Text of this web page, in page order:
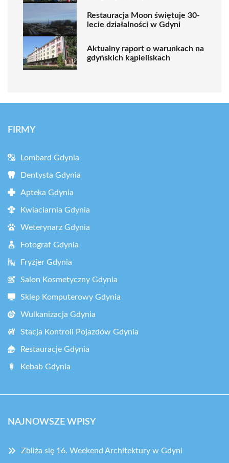
Restauracja Moon świętuje 30-
lecie działalności w Gdyni
Aktualny raport o warunkach na
gdyńskich kąpieliskach
FIRMY
Lombard Gdynia
Dentysta Gdynia
Apteka Gdynia
Kwiaciarnia Gdynia
Weterynarz Gdynia
Fotograf Gdynia
Fryzjer Gdynia
Salon Kosmetyczny Gdynia
Sklep Komputerowy Gdynia
Wulkanizacja Gdynia
Stacja Kontroli Pojazdów Gdynia
Restauracje Gdynia
Kebab Gdynia
NAJNOWSZE WPISY
Zbliża się 16. Weekend Architektury w Gdyni